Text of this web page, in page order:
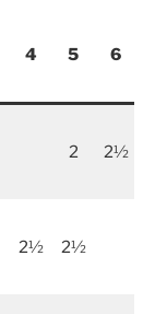
4 5 6
2 2½
2½ 2½